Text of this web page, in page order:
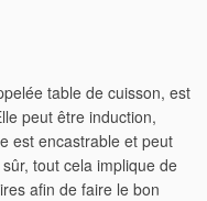
table de cuisson, est
peut être induction,
est encastrable et peut
tout cela implique de
afin de faire le bon